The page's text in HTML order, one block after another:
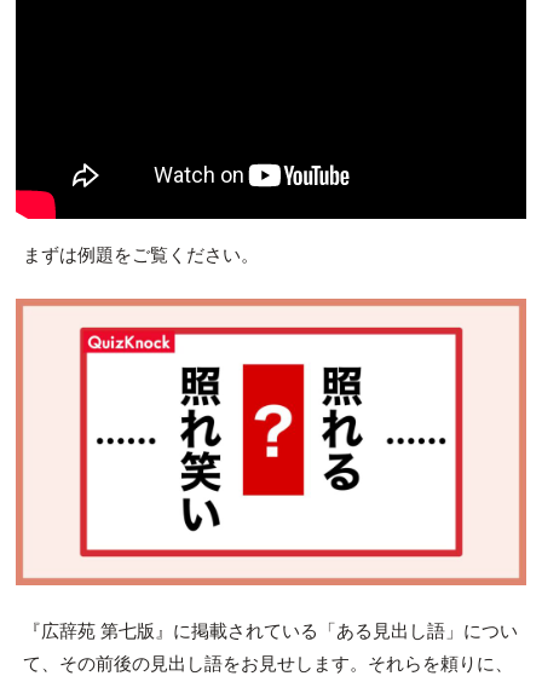
まずは例題をご覧ください。
『広辞苑 第七版』に掲載されている「ある見出し語」につい
て、その前後の見出し語をお見せします。それらを頼りに、